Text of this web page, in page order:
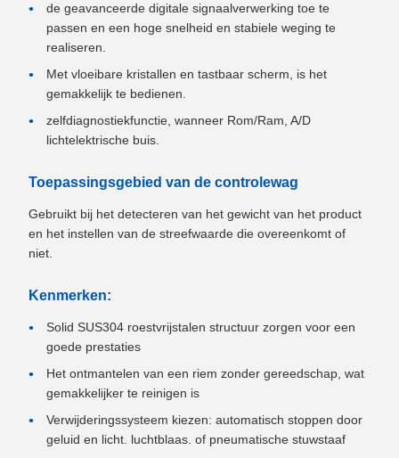
de geavanceerde digitale signaalverwerking toe te
passen en een hoge snelheid en stabiele weging te
realiseren.
Met vloeibare kristallen en tastbaar scherm, is het
gemakkelijk te bedienen.
zelfdiagnostiekfunctie, wanneer Rom/Ram, A/D
lichtelektrische buis.
Toepassingsgebied van de controlewag
Gebruikt bij het detecteren van het gewicht van het product
en het instellen van de streefwaarde die overeenkomt of
niet.
Kenmerken:
Solid SUS304 roestvrijstalen structuur zorgen voor een
goede prestaties
Het ontmantelen van een riem zonder gereedschap, wat
gemakkelijker te reinigen is
Verwijderingssysteem kiezen: automatisch stoppen door
geluid en licht. luchtblaas. of pneumatische stuwstaaf